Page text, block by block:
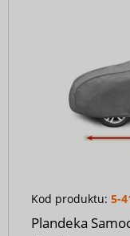
Kod produktu: 5-
Plandeka